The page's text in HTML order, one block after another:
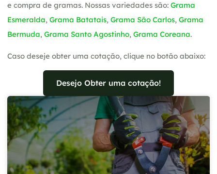
e compra de gramas. Nossas variedades são: Grama
Esmeralda, Grama Batatais, Grama São Carlos, Grama
Bermuda, Grama Santo Agostinho, Grama Coreana.
Caso deseje obter uma cotação, clique no botão abaixo:
Desejo Obter uma cotação!